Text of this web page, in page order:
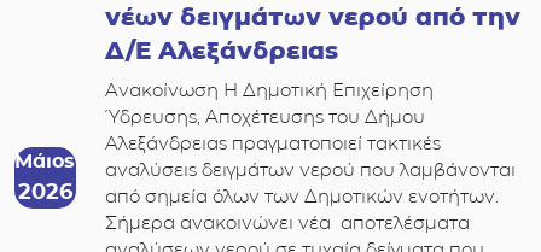
Μάιος
2026
νέων δειγμάτων νερού από την
Δ/Ε Αλεξάνδρειας
Ανακοίνωση Η Δημοτική Επιχείρηση
Ύδρευσης, Αποχέτευσης του Δήμου
Αλεξάνδρειας πραγματοποιεί τακτικές
αναλύσεις δειγμάτων νερού που λαμβάνονται
από σημεία όλων των Δημοτικών ενοτήτων.
Σήμερα ανακοινώνει νέα αποτελέσματα